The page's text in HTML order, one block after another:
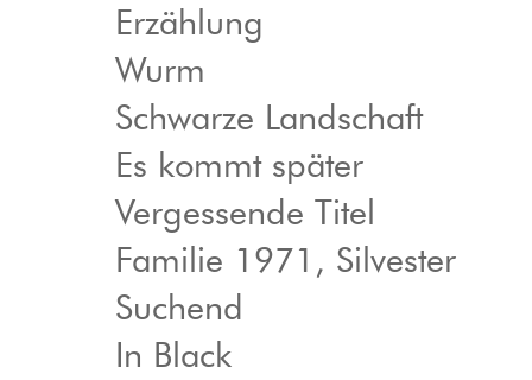
Erzählung
Wurm
Schwarze Landschaft
Es kommt später
Vergessende Titel
Familie 1971, Silvester
Suchend
In Black